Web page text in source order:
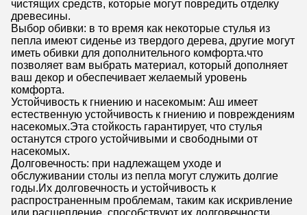
чистящих средств, которые могут повредить отделку
древесины.
Выбор обивки: в то время как некоторые стулья из
пепла имеют сиденье из твердого дерева, другие могут
иметь обивки для дополнительного комфорта.что
позволяет вам выбрать материал, который дополняет
ваш декор и обеспечивает желаемый уровень
комфорта.
Устойчивость к гниению и насекомым: Аш имеет
естественную устойчивость к гниению и повреждениям
насекомых.Эта стойкость гарантирует, что стулья
останутся строго устойчивыми и свободными от
насекомых.
Долговечность: при надлежащем уходе и
обслуживании столы из пепла могут служить долгие
годы.Их долговечность и устойчивость к
распространенным проблемам, таким как искривление
или расщепление, способствуют их долговечности,